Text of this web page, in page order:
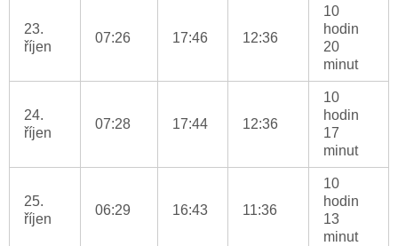
23.
říjen
07:26 17:46 12:36
10
hodin
20
minut
24.
říjen
07:28 17:44 12:36
10
hodin
17
minut
25.
říjen
06:29 16:43 11:36
10
hodin
13
minut